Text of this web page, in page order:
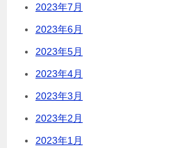
2023年7月
2023年6月
2023年5月
2023年4月
2023年3月
2023年2月
2023年1月